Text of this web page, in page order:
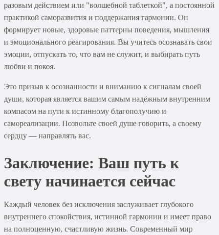
разовым действием или "волшебной таблеткой", а постоянной
практикой саморазвития и поддержания гармонии. Он
формирует новые, здоровые паттерны поведения, мышления
и эмоционального реагирования. Вы учитесь осознавать свои
эмоции, отпускать то, что вам не служит, и выбирать путь
любви и покоя.
Это призыв к осознанности и вниманию к сигналам своей
души, которая является вашим самым надёжным внутренним
компасом на пути к истинному благополучию и
самореализации. Позвольте своей душе говорить, а своему
сердцу — направлять вас.
Заключение: Ваш путь к
свету начинается сейчас
Каждый человек без исключения заслуживает глубокого
внутреннего спокойствия, истинной гармонии и имеет право
на полноценную, счастливую жизнь. Современный мир